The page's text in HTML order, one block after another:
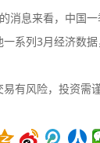
的消息来看，中国
系列3月经济数
易有风险，投资需